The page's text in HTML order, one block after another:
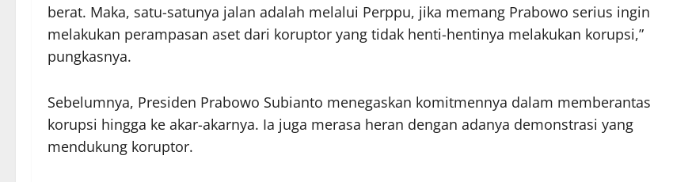
berat. Maka, satu-satunya jalan adalah melalui Perppu, jika memang Prabowo serius ingin
melakukan perampasan aset dari koruptor yang tidak henti-hentinya melakukan korupsi,”
pungkasnya.
Sebelumnya, Presiden Prabowo Subianto menegaskan komitmennya dalam memberantas
korupsi hingga ke akar-akarnya. Ia juga merasa heran dengan adanya demonstrasi yang
mendukung koruptor.